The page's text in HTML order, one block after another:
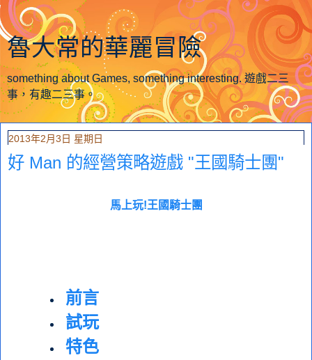
魯大常的華麗冒險
something about Games, something interesting. 遊戲二三
事，有趣二三事。
2013年2月3日 星期日
好 Man 的經營策略遊戲 "王國騎士團"
馬上玩!王國騎士團
前言
試玩
特色